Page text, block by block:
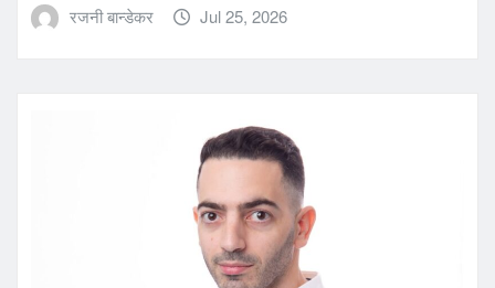
रजनी बान्डेकर Jul 25, 2026